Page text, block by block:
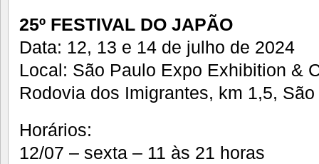
25º FESTIVAL DO JAPÃO
Data: 12, 13 e 14 de julho de 2024
Local: São Paulo Expo Exhibition &
Rodovia dos Imigrantes, km 1,5,
Horários:
12/07 – sexta – 11 às 21 horas